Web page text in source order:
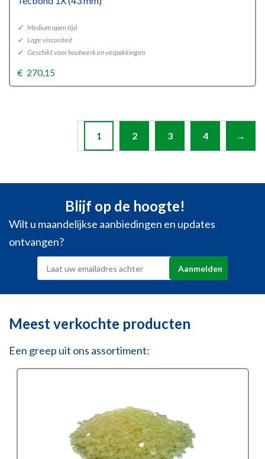
✓ Medium open tijd
✓ Lage viscositeit
✓ Geschikt voor houtwerk en verpakkingen
€ 270,15
1 2 3 4 →
Blijf op de hoogte!
Wilt u maandelijkse aanbiedingen en updates
ontvangen?
Meest verkochte producten
Een greep uit ons assortiment: